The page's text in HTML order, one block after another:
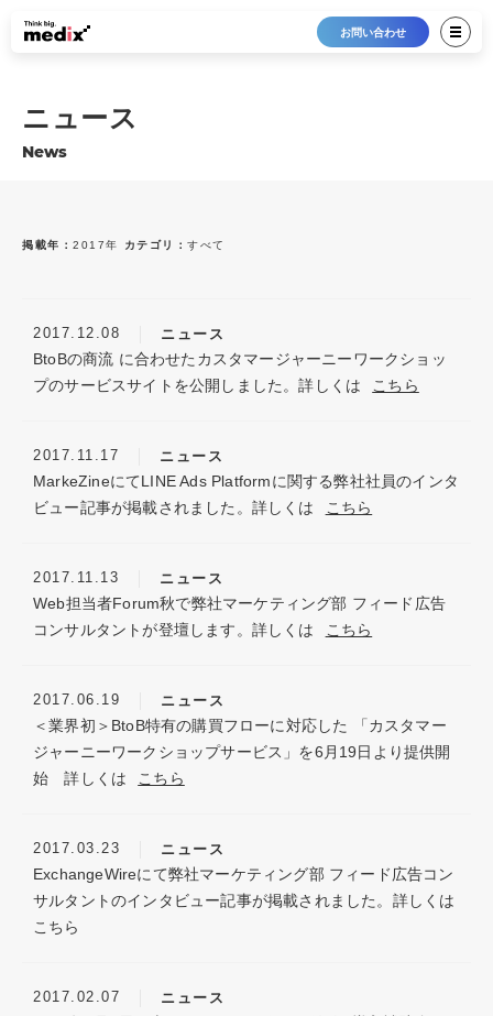
お問い合わせ
ニュース
News
掲載年： 2017年
2025年
2024年
2021年
2020年
2019年
2017年
2016年
2015年
2012年
2011年
2010年
2009年
カテゴリ： すべて
プレスリリース
2017.12.08
ニュース
BtoBの商流 に合わせたカスタマージャーニーワークショッ
プのサービスサイト を公開しました。詳しくは こちら
2017.11.17
ニュース
MarkeZineにてLINE Ads Platformに関する弊社社員のインタ
ビュー記事が掲載されました。詳しくは
こちら
2017.11.13
ニュース
Web担当者Forum秋で弊社マーケティング部 フィード広告
コンサルタントが登壇します。詳しくは
こちら
2017.06.19
ニュース
＜業界初＞BtoB特有の購買フローに対応した 「カスタマー
ジャーニーワークショップサービス」を6月19日より提供開
始 詳しくは
こちら
2017.03.23
ニュース
ExchangeWireにて弊社マーケティング部 フィード広告コン
サルタントのインタビュー記事が掲載されました。詳しくは
こちら
2017.02.07
ニュース